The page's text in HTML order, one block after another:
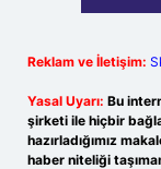
Reklam ve İletişim:
Yasal Uyarı: Bu
şirketi ile hiçbir
hazırladığımız
haber niteliği